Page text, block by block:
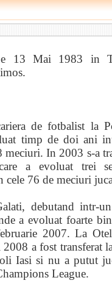
13 Mai 1983 in
de fotbalist la
timp de doi ani
In 2003 s-a
a evoluat trei
cele 76 de meciuri
debutand intr-
a evoluat foarte
2007. La
a fost transferat
Iasi si nu a putut
League.